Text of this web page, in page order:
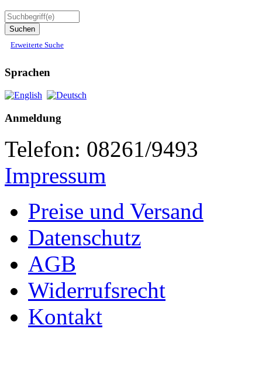
Erweiterte Suche
Sprachen
Anmeldung
Telefon: 08261/9493
Impressum
Preise und Versand
Datenschutz
AGB
Widerrufsrecht
Kontakt